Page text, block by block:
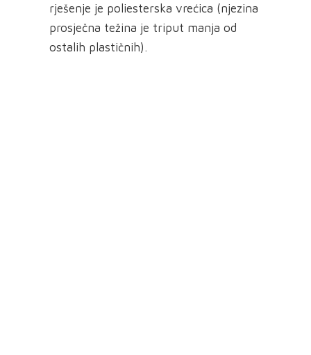
rješenje je poliesterska vrećica (njezina
prosječna težina je triput manja od
ostalih plastičnih).